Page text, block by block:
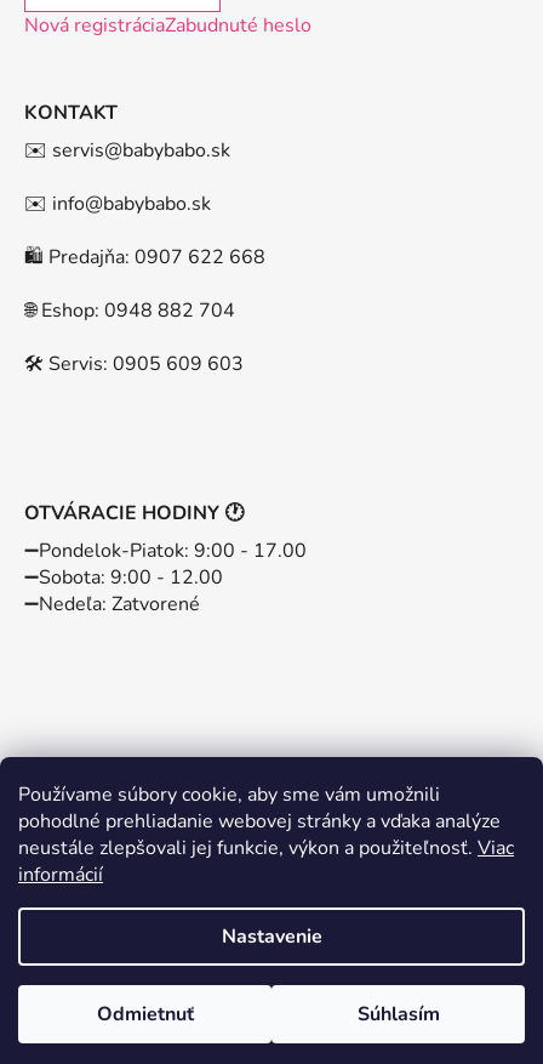
Používame súbory cookie, aby sme vám umožnili
pohodlné prehliadanie webovej stránky a vďaka analýze
neustále zlepšovali jej funkcie, výkon a použiteľnosť. Viac
informácií
Nastavenie
Odmietnuť Súhlasím
Nová registráciaZabudnuté heslo
KONTAKT
✉️ servis@babybabo.sk
✉️ info@babybabo.sk
🛍️ Predajňa: 0907 622 668
🌐 Eshop: 0948 882 704
🛠️ Servis: 0905 609 603
OTVÁRACIE HODINY 🕐
➖️Pondelok-Piatok: 9:00 - 17.00
➖️Sobota: 9:00 - 12.00
➖️Nedeľa: Zatvorené
Instagram Facebook
Vytvoril Shoptet
Copyright 2026BABYBABO
. Všetky práva vyhradené.
Upraviť nastavenie cookies